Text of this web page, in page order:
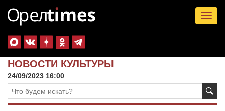
НОВОСТИ КУЛЬТУРЫ
24/09/2023 16:00